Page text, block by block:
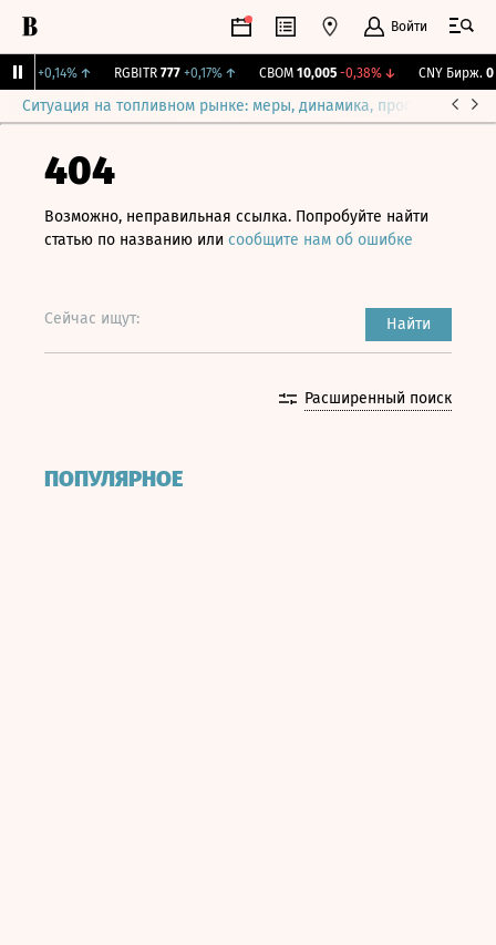
Войти
+0,14%↑ RGBITR 777 +0,17%↑ CBOM 10,005 -0,38%↓ CNY Бирж. 0
Ситуация на топливном рынке: меры, динамика, прогнозы
404
Возможно, неправильная ссылка. Попробуйте найти
статью по названию или сообщите нам об ошибке
Сейчас ищут: Найти
Расширенный поиск
ПОПУЛЯРНОЕ